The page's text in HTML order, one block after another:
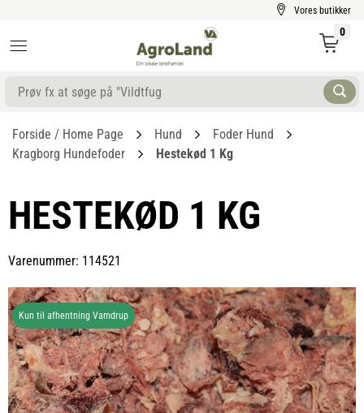
Vores butikker
0
Forside / Home Page Hund
Foder Hund
Kragborg Hundefoder
Hestekød 1 Kg
HESTEKØD 1 KG
Varenummer: 114521
Kun til afhentning Vamdrup